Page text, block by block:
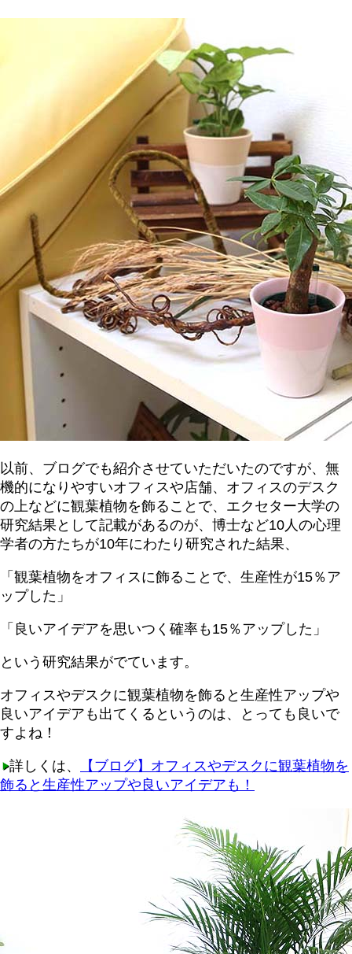
以前、ブログでも紹介させていただいたのですが、無
機的になりやすいオフィスや店舗、オフィスのデスク
の上などに観葉植物を飾ることで、エクセター大学の
研究結果として記載があるのが、博士など10人の心理
学者の方たちが10年にわたり研究された結果、
「観葉植物をオフィスに飾ることで、生産性が15％ア
ップした」
「良いアイデアを思いつく確率も15％アップした」
という研究結果がでています。
オフィスやデスクに観葉植物を飾ると生産性アップや
良いアイデアも出てくるというのは、とっても良いで
すよね！
詳しくは、
【ブログ】オフィスやデスクに観葉植物を
飾ると生産性アップや良いアイデアも！